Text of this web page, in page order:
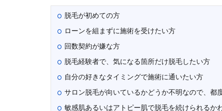
脱毛が初めての方
ローンを組まずに施術を受けたい方
回数契約が嫌な方
脱毛経験者で、気になる箇所だけ脱毛したい方
自分の好きなタイミングで施術に通いたい方
サロン脱毛が向いているかどうか不明なので、都
敏感肌あるいはアトピー肌で脱毛を続けられるか